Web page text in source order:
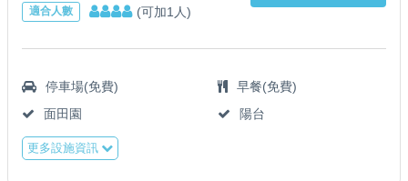
適合人數 (可加1人)
停車場(免費)
早餐(免費)
面田園
陽台
更多設施資訊